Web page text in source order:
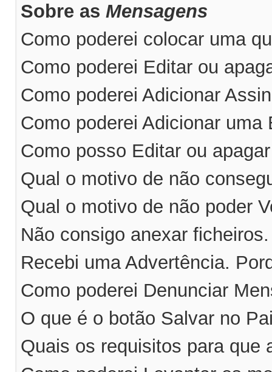
Sobre as Mensagens
Como poderei colocar uma
Como poderei Editar ou
Como poderei Adicionar
Como poderei Adicionar uma
Como posso Editar ou
Qual o motivo de não
Qual o motivo de não poder
Não consigo anexar
Recebi uma Advertência.
Como poderei Denunciar
O que é o botão Salvar no
Quais os requisitos para que